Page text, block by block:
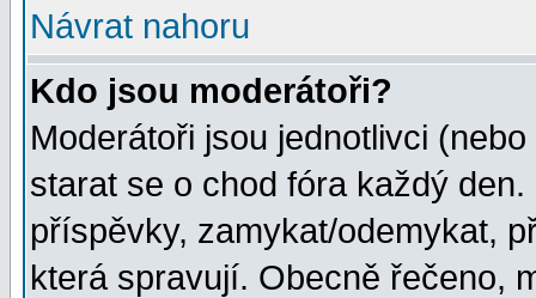
Návrat nahoru
Kdo jsou moderátoři?
Moderátoři jsou jednotlivci
starat se o chod fóra každý
příspěvky, zamykat/odemykat,
která spravují. Obecně řečeno,